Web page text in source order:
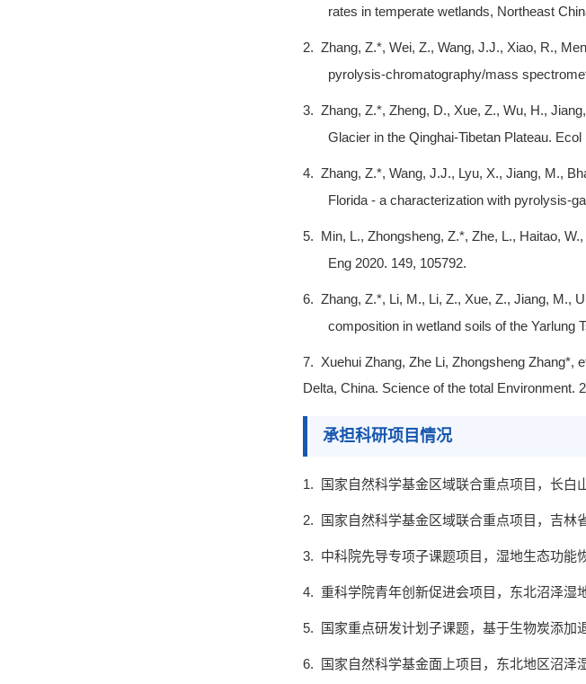
rates in temperate wetlands, Northeast
2. Zhang, Z.*, Wei, Z., Wang, J.J., Xiao, R.,
pyrolysis-chromatography/mass
3. Zhang, Z.*, Zheng, D., Xue, Z., Wu, H.,
Glacier in the Qinghai-Tibetan Plateau.
4. Zhang, Z.*, Wang, J.J., Lyu, X., Jiang, M.,
Florida - a characterization with pyrolysis-
5. Min, L., Zhongsheng, Z.*, Zhe, L., Haitao,
Eng 2020. 149, 105792.
6. Zhang, Z.*, Li, M., Li, Z., Xue, Z., Jiang, M.,
composition in wetland soils of the Yarlung
7. Xuehui Zhang, Zhe Li, Zhongsheng Zhang*,
Delta, China. Science of the total Environment.
承担科研项目情况
1. 国家自然科学基金区域联合重点项目 ，长白
2. 国家自然科学基金区域联合重点项目 ，吉林
3. 中科院先导专项子课题项目，湿地生态功能
4. 重科学院青年创新促进会项目， 东北沼泽湿
5. 国家重点研发计划子课题，基于生物炭添加
6. 国家自然科学基金面上项目，东北地区沼泽